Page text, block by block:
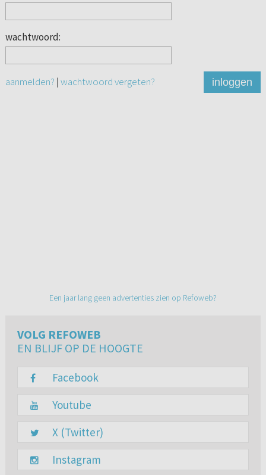
wachtwoord:
aanmelden? | wachtwoord vergeten? inloggen
Een jaar lang geen advertenties zien op Refoweb?
VOLG REFOWEB
EN BLIJF OP DE HOOGTE
Facebook
Youtube
X (Twitter)
Instagram